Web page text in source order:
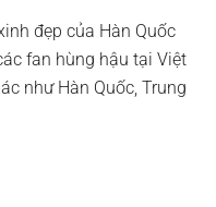
đẹp của Hàn Quốc
fan hùng hậu tại Việt
như Hàn Quốc, Trung